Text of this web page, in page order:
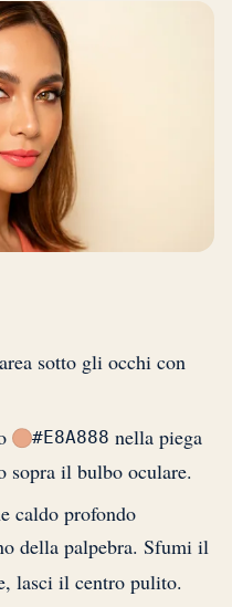
sotto gli occhi con
#E8A888 nella piega
sopra il bulbo oculare.
caldo profondo
della palpebra. Sfumi il
lasci il centro pulito.